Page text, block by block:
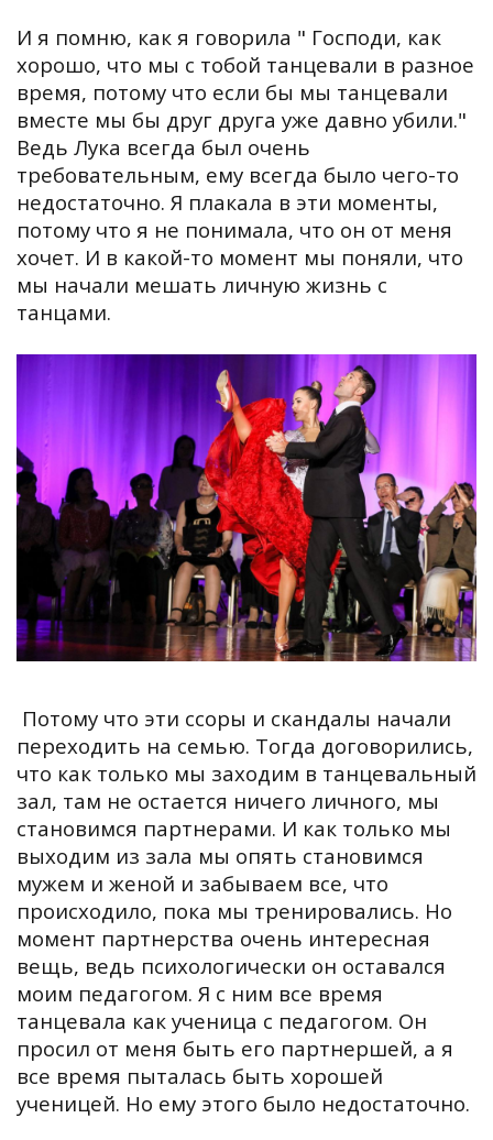
И я помню, как я говорила " Господи, как
хорошо, что мы с тобой танцевали в разное
время, потому что если бы мы танцевали
вместе мы бы друг друга уже давно убили."
Ведь Лука всегда был очень
требовательным, ему всегда было чего-то
недостаточно. Я плакала в эти моменты,
потому что я не понимала, что он от меня
хочет. И в какой-то момент мы поняли, что
мы начали мешать личную жизнь с
танцами.
Потому что эти ссоры и скандалы начали
переходить на семью. Тогда договорились,
что как только мы заходим в танцевальный
зал, там не остается ничего личного, мы
становимся партнерами. И как только мы
выходим из зала мы опять становимся
мужем и женой и забываем все, что
происходило, пока мы тренировались. Но
момент партнерства очень интересная
вещь, ведь психологически он оставался
моим педагогом. Я с ним все время
танцевала как ученица с педагогом. Он
просил от меня быть его партнершей, а я
все время пыталась быть хорошей
ученицей. Но ему этого было недостаточно.